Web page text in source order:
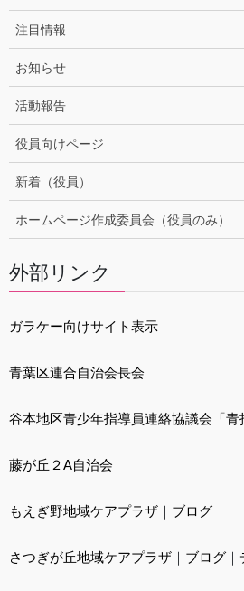
注目情報
お知らせ
活動報告
役員向けページ
新着（役員）
ホームページ作成委員会（役員のみ）
外部リンク
ガラケー向けサイト表示
青葉区連合自治会長会
谷本地区青少年指導員連絡協議会「青
藤が丘２A自治会
もえぎ野地域ケアプラザ ｜ ブログ
さつぎが丘地域ケアプラザ ｜ ブログ ｜